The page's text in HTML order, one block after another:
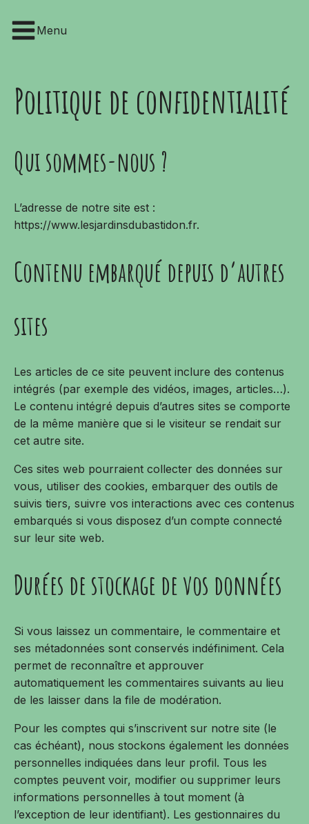
Menu
OMBRAGE
ÉCLAIRAGE
Politique de confidentialité
Qui sommes-nous ?
L’adresse de notre site est :
https://www.lesjardinsdubastidon.fr.
Contenu embarqué depuis d’autres
sites
Les articles de ce site peuvent inclure des contenus
intégrés (par exemple des vidéos, images, articles…).
Le contenu intégré depuis d’autres sites se comporte
de la même manière que si le visiteur se rendait sur
cet autre site.
Ces sites web pourraient collecter des données sur
vous, utiliser des cookies, embarquer des outils de
suivis tiers, suivre vos interactions avec ces contenus
embarqués si vous disposez d’un compte connecté
sur leur site web.
Durées de stockage de vos données
Si vous laissez un commentaire, le commentaire et
ses métadonnées sont conservés indéfiniment. Cela
permet de reconnaître et approuver
automatiquement les commentaires suivants au lieu
de les laisser dans la file de modération.
Pour les comptes qui s’inscrivent sur notre site (le
cas échéant), nous stockons également les données
personnelles indiquées dans leur profil. Tous les
comptes peuvent voir, modifier ou supprimer leurs
informations personnelles à tout moment (à
l’exception de leur identifiant). Les gestionnaires du